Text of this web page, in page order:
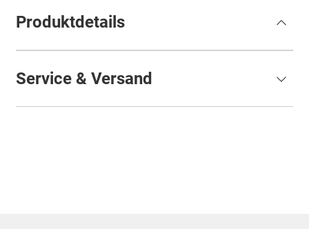
Produktdetails
Service & Versand